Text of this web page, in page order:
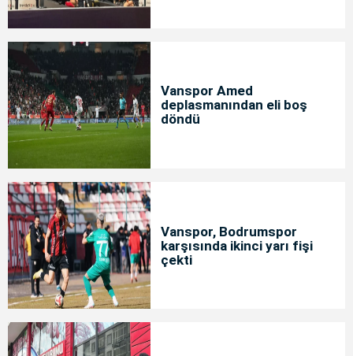
Vanspor Amed
deplasmanından eli boş
döndü
Vanspor, Bodrumspor
karşısında ikinci yarı fişi
çekti